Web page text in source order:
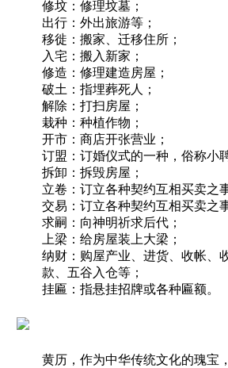
修坟：修理坟墓；
出行：外出旅游等；
移徙：搬家、迁移住所；
入宅：搬入新家；
修造：修理建造房屋；
破土：指埋葬死人；
解除：打扫房屋；
栽种：种植作物；
开市：商店开张营业；
订盟：订婚仪式的一种，俗称小
拆卸：拆毁房屋；
立卷：订立各种契约互相买卖之
交易：订立各种契约互相买卖之
求嗣：向神明祈求后代；
上梁：给房屋装上大梁；
纳财：购屋产业、进货、收帐、
款、五谷入仓等；
挂匾：指悬挂招牌或各种匾额。
黄历，作为中华传统文化的瑰宝